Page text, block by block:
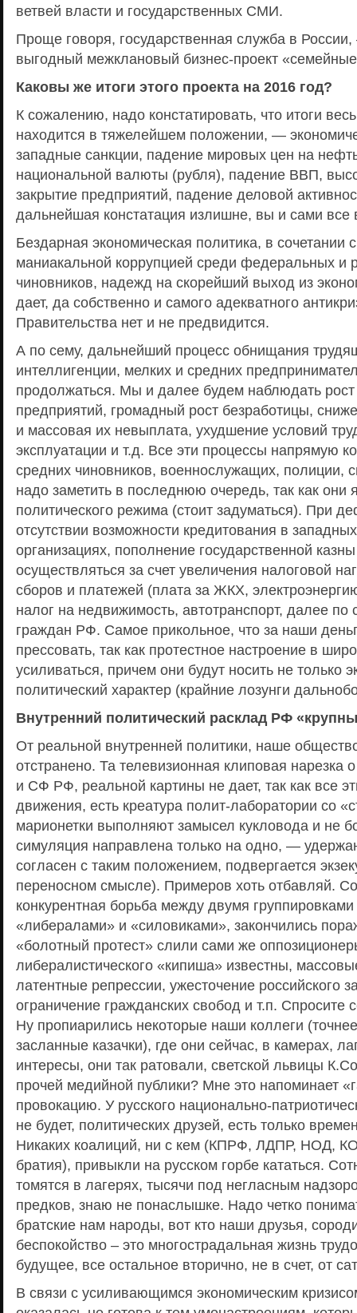
ветвей власти и государственных СМИ.
Проще говоря, государственная служба в России,
выгодный межклановый бизнес-проект
Каковы же итоги этого проекта на 2016 год?
К сожалению, надо констатировать, что итоги
находится в тяжелейшем положении, —
западные санкции, падение мировых цен на
национальной валюты (рубля), падение ВВП,
закрытие предприятий, падение деловой
дальнейшая констатация излишне, вы и сами все
Бездарная экономическая политика, в сочетании
маниакальной коррупцией среди федеральных и
чиновников, надежд на скорейший выход из
дает, да собственно и самого адекватного
Правительства нет и не предвидится.
А по сему, дальнейший процесс обнищания
интеллигенции, мелких и средних
продолжаться. Мы и далее будем наблюдать
предприятий, громадный рост безработицы,
и массовая их невыплата, ухудшение условий
эксплуатации и т.д. Все эти процессы напрямую
средних чиновников, военнослужащих, полиции,
надо заметить в последнюю очередь, так как они
политического режима (стоит задуматься). При
отсутствии возможности кредитования в
организациях, пополнение государственной
осуществляться за счет увеличения налоговой
сборов и платежей (плата за ЖКХ,
налог на недвижимость, автотранспорт, далее по
граждан РФ. Самое прикольное, что за наши
прессовать, так как протестное настроение в
усиливаться, причем они будут носить не только
политический характер (крайние лозунги
Внутренний политический расклад РФ
От реальной внутренней политики, наше
отстранено. Та телевизионная клиповая нарезка
и СФ РФ, реальной картины не дает, так как все
движения, есть креатура полит-лаборатории со
марионетки выполняют замысел кукловода и не
симуляция направлена только на одно, —
согласен с таким положением, подвергается
переносном смысле). Примеров хоть отбавляй.
конкурентная борьба между двумя
«либералами» и «силовиками», закончились
«болотный протест» слили сами же
либералистического «кипиша» известны,
латентные репрессии, ужесточение российского
ограничение гражданских свобод и т.п. Спросите
Ну пропиарились некоторые наши коллеги
засланные казачки), где они сейчас, в камерах,
интересы, они так ратовали, светской львицы
прочей медийной публики? Мне это напоминает
провокацию. У русского национально-
не будет, политических друзей, есть только
Никаких коалиций, ни с кем (КПРФ, ЛДПР, НОД,
братия), привыкли на русском горбе кататься.
томятся в лагерях, тысячи под негласным
предков, знаю не понаслышке. Надо четко
братские нам народы, вот кто наши друзья,
беспокойство – это многострадальная жизнь
будущее, все остальное вторично, не в счет, от
В связи с усиливающимся экономическим